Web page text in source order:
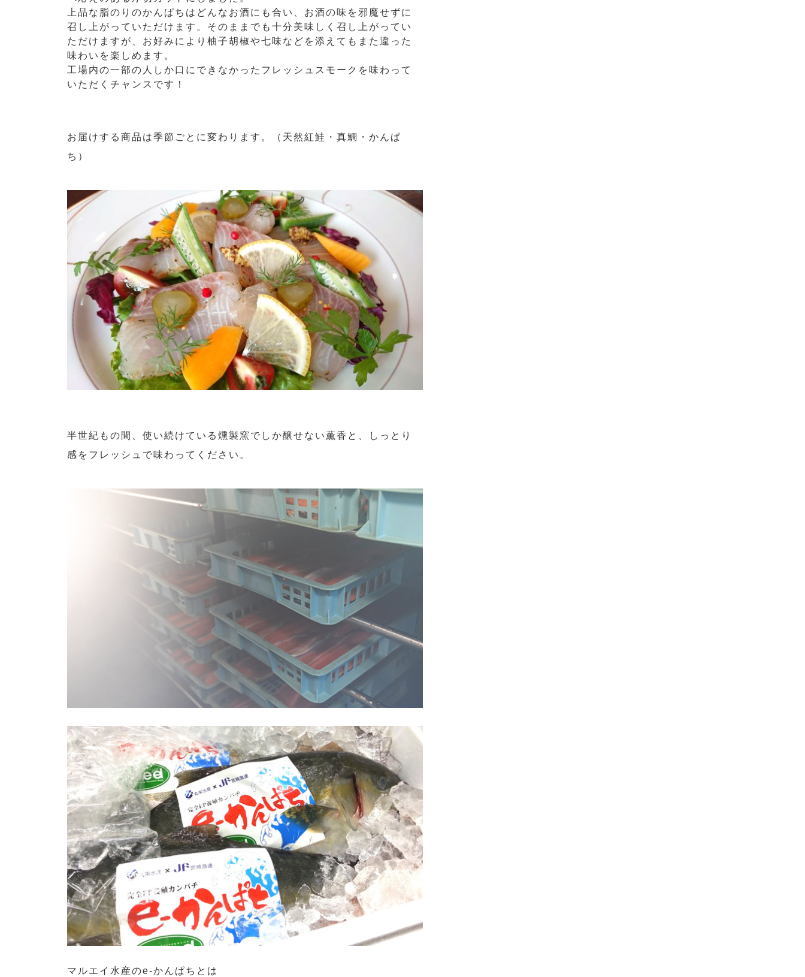
上品な脂のりのかんぱちはどんなお酒にも合い、お酒の味を邪魔せずに
召し上がっていただけます。そのままでも十分美味しく召し上がってい
ただけますが、お好みにより柚子胡椒や七味などを添えてもまた違った
味わいを楽しめます。
工場内の一部の人しか口にできなかったフレッシュスモークを味わって
いただくチャンスです！
お届けする商品は季節ごとに変わります。（天然紅鮭・真鯛・かんぱ
ち）
半世紀もの間、使い続けている燻製窯でしか醸せない薫香と、しっとり
感をフレッシュで味わってください。
マルエイ水産のe-かんぱちとは